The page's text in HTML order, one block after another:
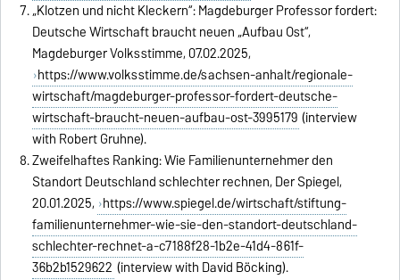
„Klotzen und nicht Kleckern“: Magdeburger Professor fordert:
Deutsche Wirtschaft braucht neuen „Aufbau Ost“,
Magdeburger Volksstimme, 07.02.2025,
https://www.volksstimme.de/sachsen-anhalt/regionale-
wirtschaft/magdeburger-professor-fordert-deutsche-
wirtschaft-braucht-neuen-aufbau-ost-3995179 (interview
with Robert Gruhne).
Zweifelhaftes Ranking: Wie Familienunternehmer den
Standort Deutschland schlechter rechnen, Der Spiegel,
20.01.2025, https://www.spiegel.de/wirtschaft/stiftung-
familienunternehmer-wie-sie-den-standort-deutschland-
schlechter-rechnet-a-c7188f28-1b2e-41d4-861f-
36b2b1529622 (interview with David Böcking).